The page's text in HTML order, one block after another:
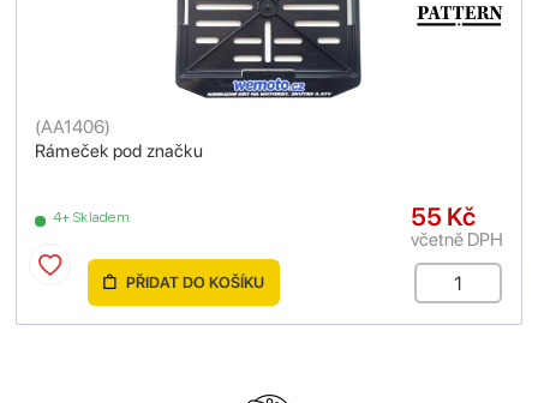
Rámeček pod značku
(AA1406)
4+ Skladem 55 Kč
včetně DPH
PŘIDAT DO KOŠÍKU